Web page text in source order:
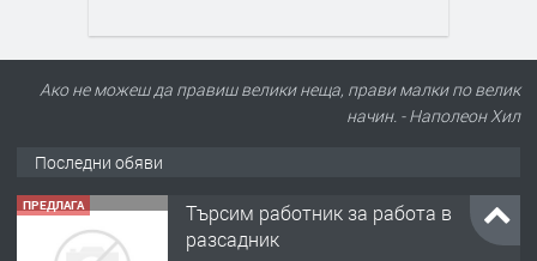
Ако не можеш да правиш велики неща, прави малки по велик
начин. - Наполеон Хил
Последни обяви
ПРЕДЛАГА
Търсим работник за работа в
разсадник